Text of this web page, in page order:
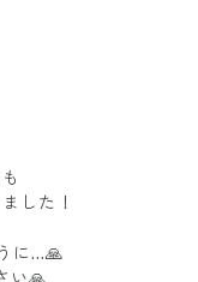
した！
に…🙏